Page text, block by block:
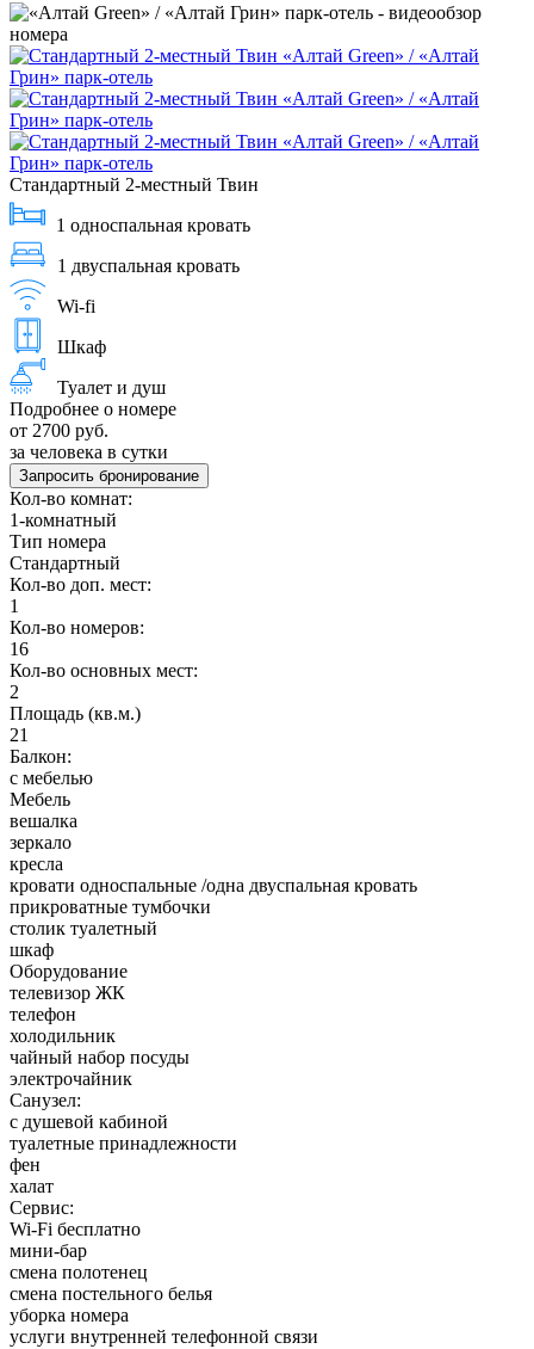
Стандартный 2-местный Твин
1 односпальная кровать
1 двуспальная кровать
Wi-fi
Шкаф
Туалет и душ
Подробнее о номере
от 2700 руб.
за человека в сутки
Запросить бронирование
Кол-во комнат:
1-комнатный
Тип номера
Стандартный
Кол-во доп. мест:
1
Кол-во номеров:
16
Кол-во основных мест:
2
Площадь (кв.м.)
21
Балкон:
с мебелью
Мебель
вешалка
зеркало
кресла
кровати односпальные /одна двуспальная кровать
прикроватные тумбочки
столик туалетный
шкаф
Оборудование
телевизор ЖК
телефон
холодильник
чайный набор посуды
электрочайник
Санузел:
с душевой кабиной
туалетные принадлежности
фен
халат
Сервис:
Wi-Fi бесплатно
мини-бар
смена полотенец
смена постельного белья
уборка номера
услуги внутренней телефонной связи